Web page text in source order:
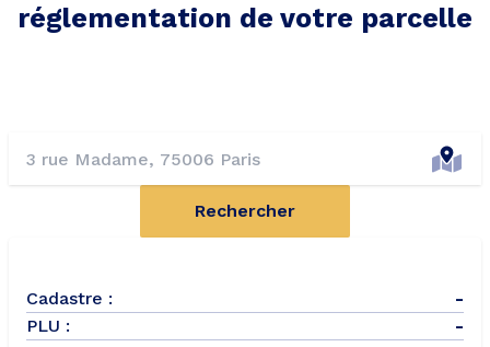
réglementation de votre parcelle
Rechercher
Cadastre :
-
PLU :
-